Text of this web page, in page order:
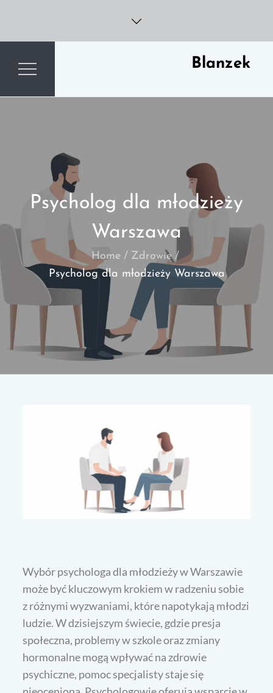
content
Blanzek
Psycholog dla młodzieży
Warszawa
Home
Zdrowie
Psycholog dla młodzieży Warszawa
Wybór psychologa dla młodzieży w Warszawie
może być kluczowym krokiem w radzeniu sobie
z różnymi wyzwaniami, które napotykają młodzi
ludzie. W dzisiejszym świecie, gdzie presja
społeczna, problemy w szkole oraz zmiany
hormonalne mogą wpływać na zdrowie
psychiczne, pomoc specjalisty staje się